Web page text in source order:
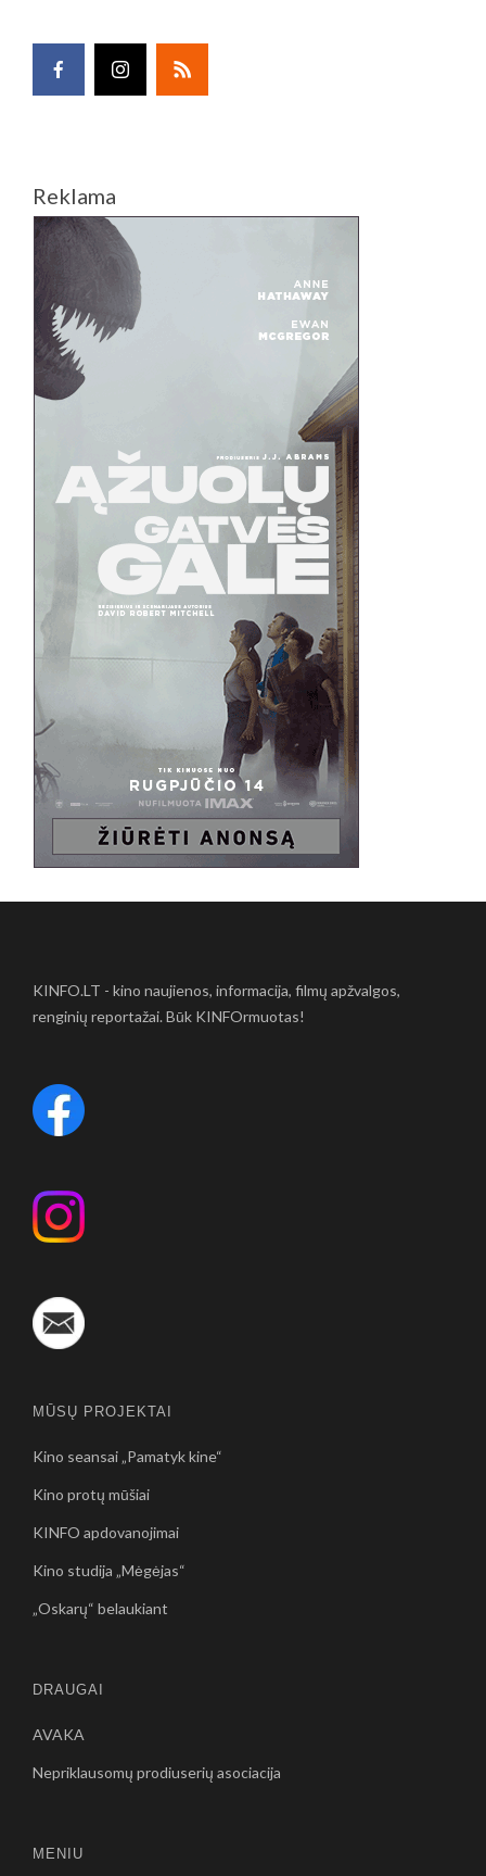
Reklama
KINFO.LT - kino naujienos, informacija, filmų apžvalgos,
renginių reportažai. Būk KINFOrmuotas!
MŪSŲ PROJEKTAI
Kino seansai „Pamatyk kine“
Kino protų mūšiai
KINFO apdovanojimai
Kino studija „Mėgėjas“
„Oskarų“ belaukiant
DRAUGAI
AVAKA
Nepriklausomų prodiuserių asociacija
MENIU